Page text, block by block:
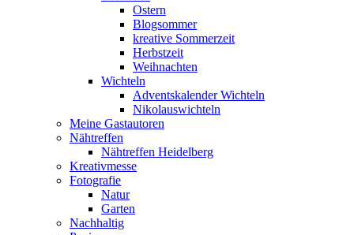
Ostern
Blogsommer
kreative Sommerzeit
Herbstzeit
Weihnachten
Wichteln
Adventskalender Wichteln
Nikolauswichteln
Meine Gastautoren
Nähtreffen
Nähtreffen Heidelberg
Kreativmesse
Fotografie
Natur
Garten
Nachhaltig